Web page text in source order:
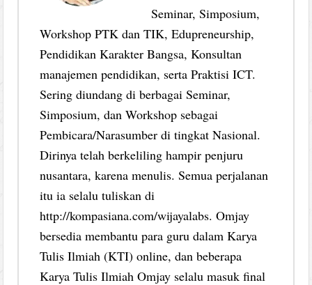
Seminar, Simposium,
Workshop PTK dan TIK, Edupreneurship,
Pendidikan Karakter Bangsa, Konsultan
manajemen pendidikan, serta Praktisi ICT.
Sering diundang di berbagai Seminar,
Simposium, dan Workshop sebagai
Pembicara/Narasumber di tingkat Nasional.
Dirinya telah berkeliling hampir penjuru
nusantara, karena menulis. Semua perjalanan
itu ia selalu tuliskan di
http://kompasiana.com/wijayalabs. Omjay
bersedia membantu para guru dalam Karya
Tulis Ilmiah (KTI) online, dan beberapa
Karya Tulis Ilmiah Omjay selalu masuk final